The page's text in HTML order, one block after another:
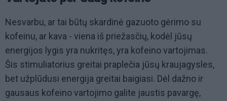
Nesvarbu, ar tai būtų skardinė gazuoto gėrimo su
kofeinu, ar kava - viena iš priežasčių, kodėl jūsų
energijos lygis yra nukritęs, yra kofeino vartojimas.
Šis stimuliatorius greitai praplečia jūsų kraujagysles,
bet užplūdusi energija greitai baigiasi. Dėl dažno ir
gausaus kofeino vartojimo galite jaustis pavargę,